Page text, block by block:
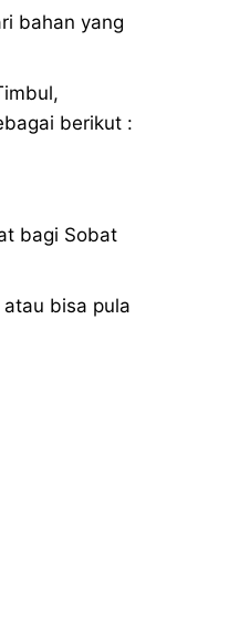
bahan yang
berikut :
bagi Sobat
bisa pula